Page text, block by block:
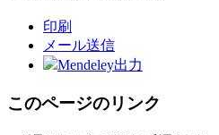
印刷
メール送信
Mendeley出力
このページのリンク